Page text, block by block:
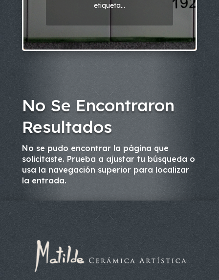
etiqueta...
No Se Encontraron
Resultados
No se pudo encontrar la página que
solicitaste. Prueba a ajustar tu búsqueda o
usa la navegación superior para localizar
la entrada.